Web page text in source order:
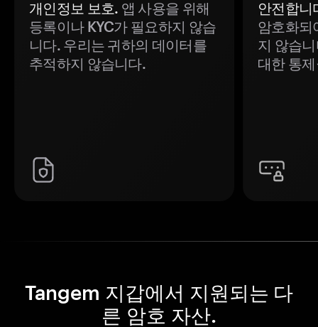
개인정보 보호. 앱 사용을 위해
등록이나 KYC가 필요하지 않습
니다. 우리는 귀하의 데이터를
추적하지 않습니다.
안전합니
암호화되
지 않습
대한 통
Tangem 지갑에서 지원되는 다
른 암호 자산.